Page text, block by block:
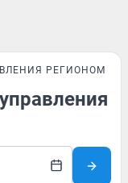
РЕГИОНОМ